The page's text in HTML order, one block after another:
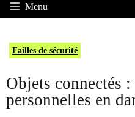
Menu
Failles de sécurité
Objets connectés :
personnelles en